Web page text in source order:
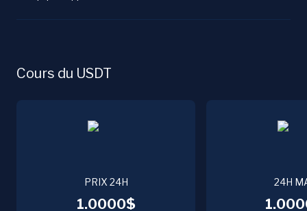
Cours du USDT
PRIX 24H
1.0000$
24H